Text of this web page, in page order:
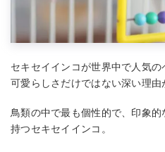
セキセイインコが世界中で人気
可愛らしさだけではない深い理由
鳥類の中で最も個性的で、印象
持つセキセイインコ。